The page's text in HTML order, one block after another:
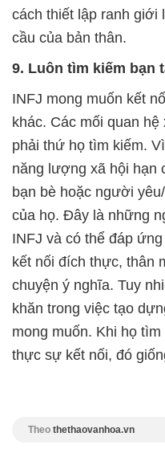
cách thiết lập ranh giới
cầu của bản thân.
9. Luôn tìm kiếm bạn
INFJ mong muốn kết
khác. Các mối quan
phải thứ họ tìm kiếm.
năng lượng xã hội hạn
bạn bè hoặc người
của họ. Đây là những
INFJ và có thể đáp
kết nối đích thực, thân
chuyện ý nghĩa. Tuy
khăn trong việc tạo
mong muốn. Khi họ
thực sự kết nối, đó
Theo thethaovanhoa.vn